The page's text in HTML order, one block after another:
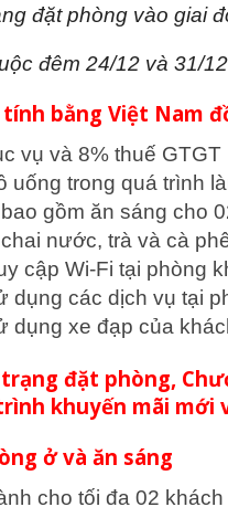
đặt phòng vào giai
đêm 24/12 và 31/
bằng Việt Nam
vụ và 8% thuế GTGT
uống trong quá trình
gồm ăn sáng cho
nước, trà và cà
cập Wi-Fi tại phòng
dụng các dịch vụ tại
dụng xe đạp của
đặt phòng,
khuyến mãi mới
ở và ăn sáng
cho tối đa 02